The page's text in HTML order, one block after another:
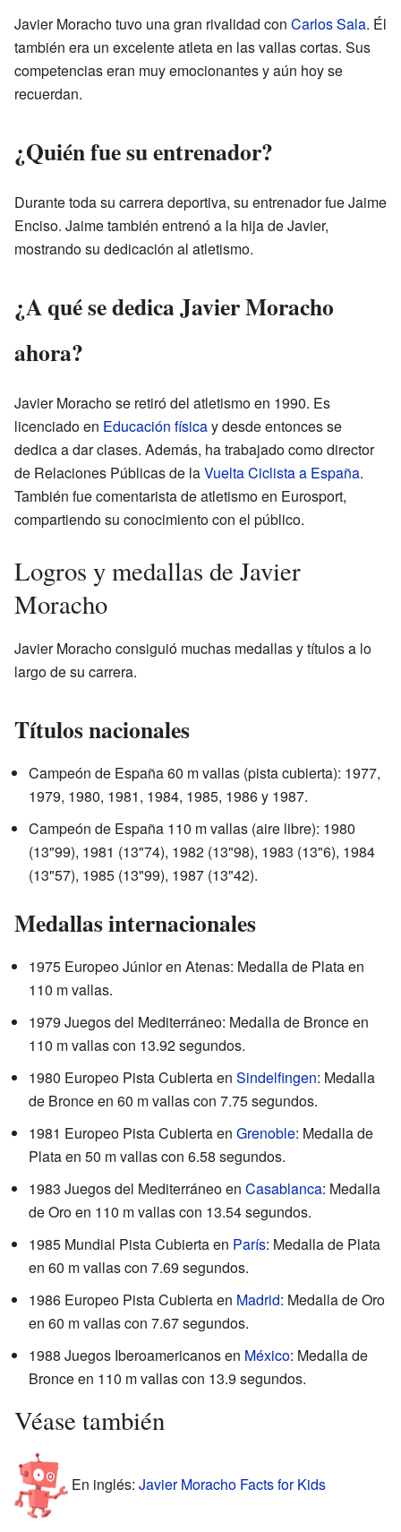
Javier Moracho tuvo una gran rivalidad con Carlos Sala. Él
también era un excelente atleta en las vallas cortas. Sus
competencias eran muy emocionantes y aún hoy se
recuerdan.
¿Quién fue su entrenador?
Durante toda su carrera deportiva, su entrenador fue Jaime
Enciso. Jaime también entrenó a la hija de Javier,
mostrando su dedicación al atletismo.
¿A qué se dedica Javier Moracho
ahora?
Javier Moracho se retiró del atletismo en 1990. Es
licenciado en Educación físicay desde entonces se
dedica a dar clases. Además, ha trabajado como director
de Relaciones Públicas de laVuelta Ciclista a España.
También fue comentarista de atletismo en Eurosport,
compartiendo su conocimiento con el público.
Logros y medallas de Javier
Moracho
Javier Moracho consiguió muchas medallas y títulos a lo
largo de su carrera.
Títulos nacionales
Campeón de España 60 m vallas (pista cubierta): 1977,
1979, 1980, 1981, 1984, 1985, 1986 y 1987.
Campeón de España 110 m vallas (aire libre): 1980
(13"99), 1981 (13"74), 1982 (13"98), 1983 (13"6), 1984
(13"57), 1985 (13"99), 1987 (13"42).
Medallas internacionales
1975 Europeo Júnior en Atenas: Medalla de Plata en
110 m vallas.
1979 Juegos del Mediterráneo: Medalla de Bronce en
110 m vallas con 13.92 segundos.
1980 Europeo Pista Cubierta en Sindelfingen: Medalla
de Bronce en 60 m vallas con 7.75 segundos.
1981 Europeo Pista Cubierta en Grenoble: Medalla de
Plata en 50 m vallas con 6.58 segundos.
1983 Juegos del Mediterráneo en Casablanca: Medalla
de Oro en 110 m vallas con 13.54 segundos.
1985 Mundial Pista Cubierta en París: Medalla de Plata
en 60 m vallas con 7.69 segundos.
1986 Europeo Pista Cubierta en Madrid: Medalla de Oro
en 60 m vallas con 7.67 segundos.
1988 Juegos Iberoamericanos en México: Medalla de
Bronce en 110 m vallas con 13.9 segundos.
Véase también
En inglés: Javier Moracho Facts for Kids